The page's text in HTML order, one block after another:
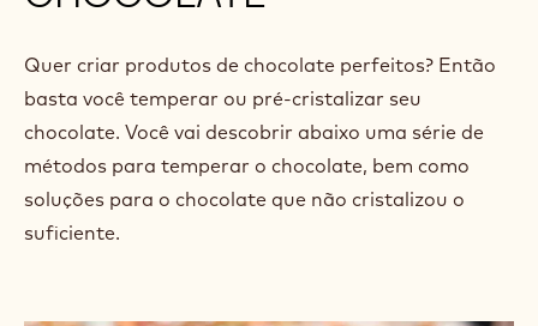
Quer criar produtos de chocolate perfeitos? Então
basta você temperar ou pré-cristalizar seu
chocolate. Você vai descobrir abaixo uma série de
métodos para temperar o chocolate, bem como
soluções para o chocolate que não cristalizou o
suficiente.